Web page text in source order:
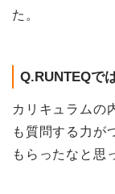
た。
Q.RUNTEQで
カリキュラムの
も質問する力が
もらったなと思